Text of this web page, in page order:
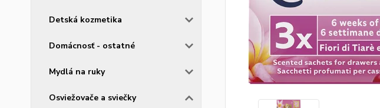
Detská kozmetika
Domácnosť - ostatné
Mydlá na ruky
Osviežovače a sviečky